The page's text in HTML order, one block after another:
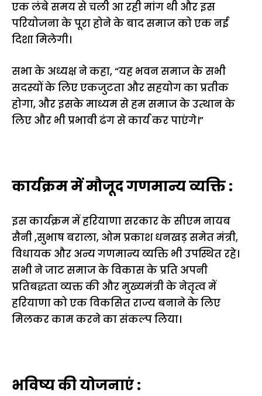
एक लंबे समय से चली आ रही मांग थी और इस
परियोजना के पूरा होने के बाद समाज को एक नई
दिशा मिलेगी।
सभा के अध्यक्ष ने कहा, “यह भवन समाज के सभी
सदस्यों के लिए एकजुटता और सहयोग का प्रतीक
होगा, और इसके माध्यम से हम समाज के उत्थान के
लिए और भी प्रभावी ढंग से कार्य कर पाएंगे।”
कार्यक्रम में मौजूद गणमान्य व्यक्ति :
इस कार्यक्रम में हरियाणा सरकार के सीएम नायब
सैनी ,सुभाष बराला, ओम प्रकाश धनखड़ समेत मंत्री,
विधायक और अन्य गणमान्य व्यक्ति भी उपस्थित रहे।
सभी ने जाट समाज के विकास के प्रति अपनी
प्रतिबद्धता व्यक्त की और मुख्यमंत्री के नेतृत्व में
हरियाणा को एक विकसित राज्य बनाने के लिए
मिलकर काम करने का संकल्प लिया।
भविष्य की योजनाएं :